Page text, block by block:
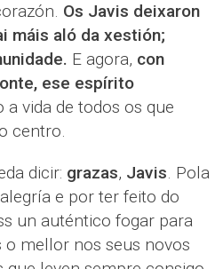
Os Javis deixaron
máis aló da xestión;
E agora, con
ese espírito
a vida de todos os que
centro.
dicir: grazas, Javis. Pola
e por ter feito do
un auténtico fogar para
o mellor nos seus novos